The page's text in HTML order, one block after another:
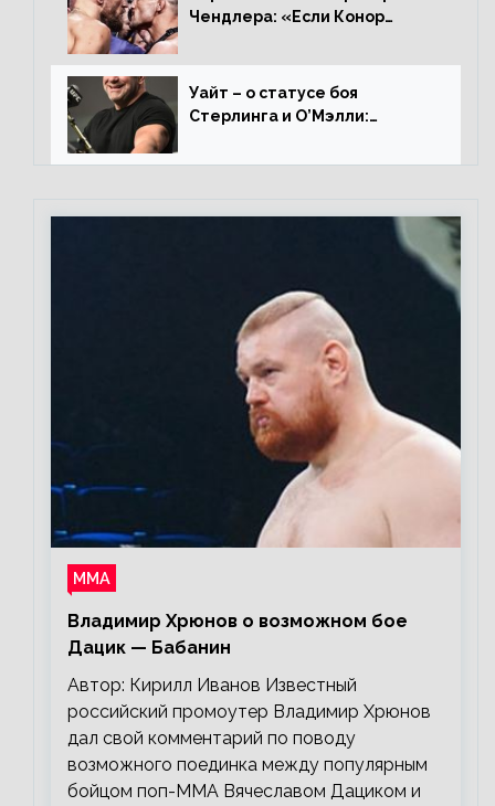
Чендлера: «Если Конор
нокаутирует Майкла»
Уайт – о статусе боя
Стерлинга и О’Мэлли:
травму? Он готовится,
ММА
Владимир Хрюнов о возможном бое
Дацик — Бабанин
Автор: Кирилл Иванов Известный
российский промоутер Владимир Хрюнов
дал свой комментарий по поводу
возможного поединка между популярным
бойцом поп-ММА Вячеславом Дациком и